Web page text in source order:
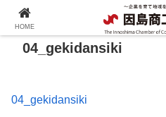
04_gekidansiki
04_gekidansiki
HOME